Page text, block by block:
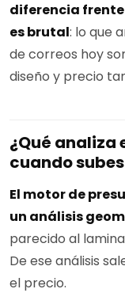
diferencia
es brutal: lo que
de correos hoy
diseño y precio
¿Qué
cuando
El motor de
un análisis
parecido al
De ese análisis
el precio.